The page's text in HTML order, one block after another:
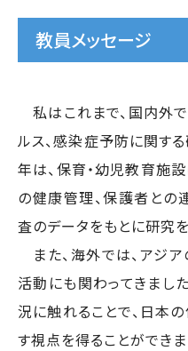
教員メッセージ
私はこれまで、国内外
ルス、感染症予防に関す
年は、保育・幼児教育施
の健康管理、保護者との
査のデータをもとに研究
また、海外では、アジ
活動にも関わってきまし
況に触れることで、日本
す視点を得ることができま